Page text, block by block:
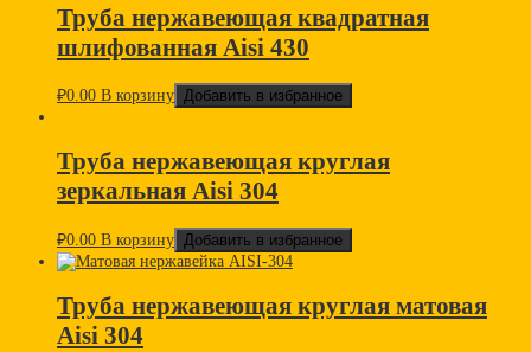
Труба нержавеющая квадратная
шлифованная Aisi 430
₽0.00 В корзину Добавить в избранное
Труба нержавеющая круглая
зеркальная Aisi 304
₽0.00 В корзину Добавить в избранное
Труба нержавеющая круглая матовая
Aisi 304